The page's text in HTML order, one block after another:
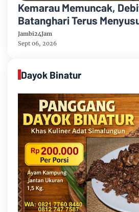
Kemarau Memuncak,
Batanghari Terus
Hadapi Ancaman Krisis
Karhutla
Jambi24Jam
Sept 06, 2026
Dayok Binatur